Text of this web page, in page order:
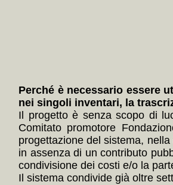
Perché è necessario essere
nei singoli inventari, la
Il progetto è senza scopo di
Comitato promotore
progettazione del sistema,
in assenza di un contributo
condivisione dei costi e/o la
Il sistema condivide già oltre